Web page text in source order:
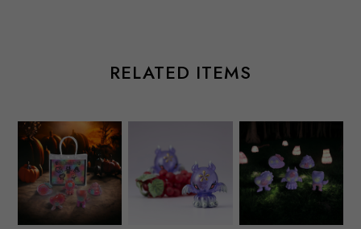
RELATED ITEMS